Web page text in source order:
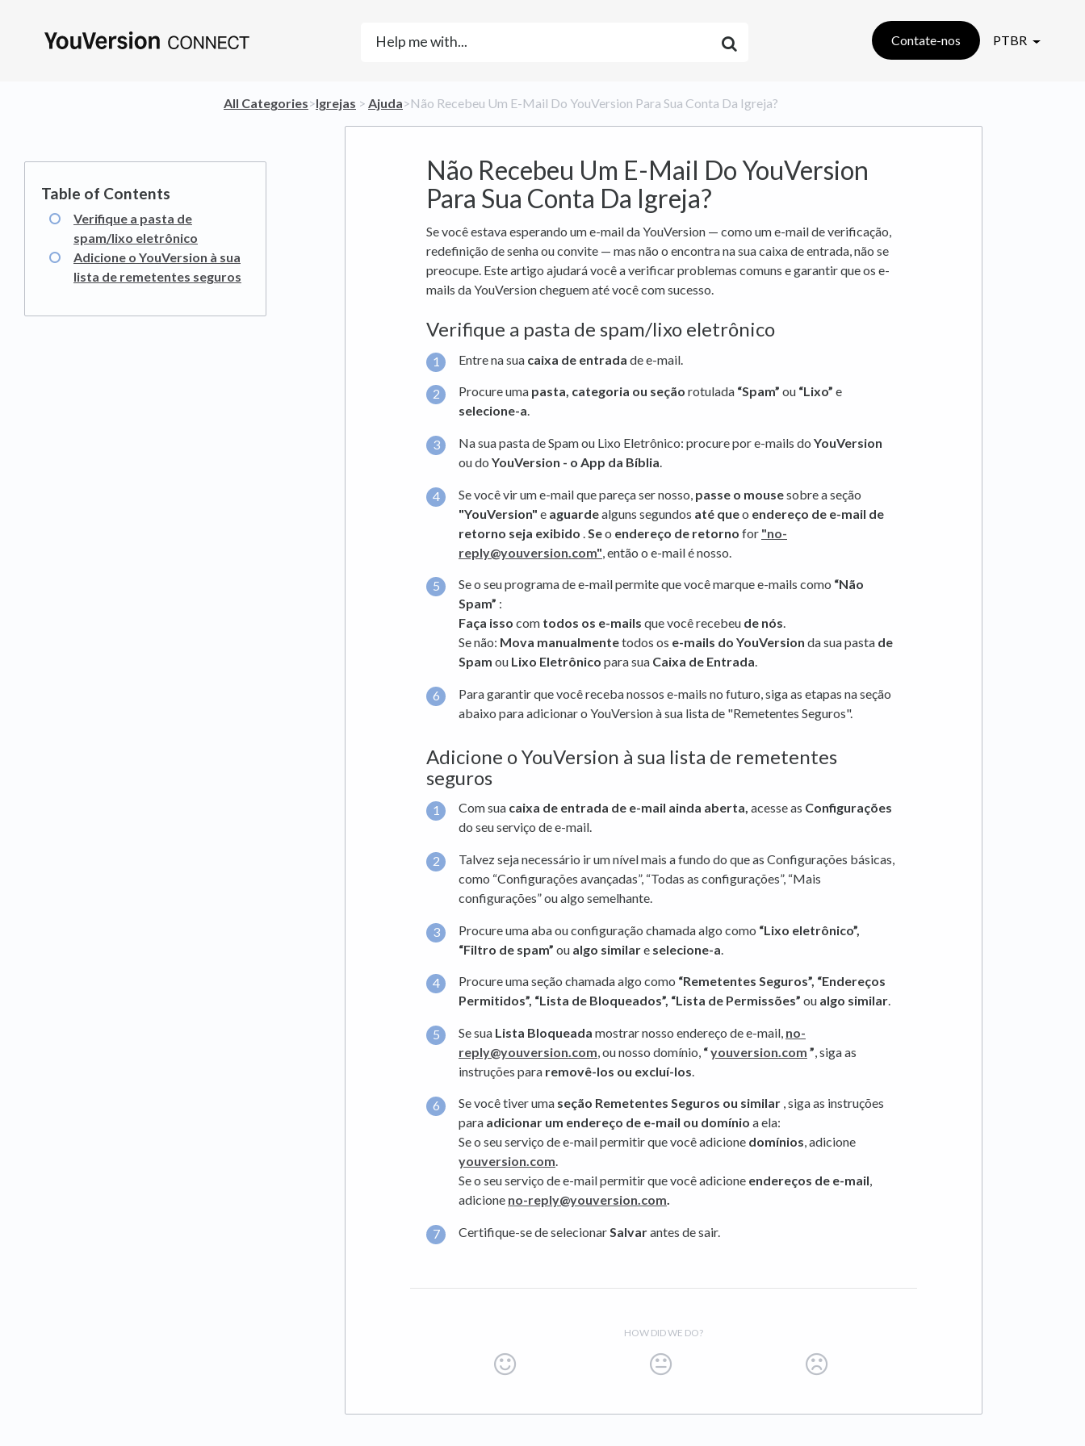
Contate-nos PTBR
All Categories​>​​Igrejas ​ > ​ ​Ajuda​>​ Não Recebeu Um E-Mail Do YouVersion Para Sua Conta Da Igreja?
Não Recebeu Um E-Mail Do YouVersion
Para Sua Conta Da Igreja?
Verifique a pasta de
spam/lixo eletrônico
Adicione o YouVersion à sua
lista de remetentes seguros
Se você estava esperando um e-mail da YouVersion — como um e-mail de verificação,
redefinição de senha ou convite — mas não o encontra na sua caixa de entrada, não se
preocupe. Este artigo ajudará você a verificar problemas comuns e garantir que os e-
mails da YouVersion cheguem até você com sucesso.
Verifique a pasta de spam/lixo eletrônico
Entre na sua caixa de entrada de e-mail.
Procure uma pasta, categoria ou seção rotulada “Spam” ou “Lixo” e
selecione-a.
Na sua pasta de Spam ou Lixo Eletrônico: procure por e-mails do YouVersion
ou do YouVersion - o App da Bíblia.
Se você vir um e-mail que pareça ser nosso, passe o mousesobre a seção
"YouVersion" e aguardealguns segundos até queo endereço de e-mail de
retorno seja exibido Seo endereço de retorno for "no-
reply@youversion.com" , então o e-mail é nosso.
Se o seu programa de e-mail permite que você marque e-mails como “Não
Spam” :
Faça isso com todos os e-mails que você recebeu de nós.
Se não: Mova manualmentetodos os e-mails do YouVersion da sua pasta de
Spam ou Lixo Eletrônico para sua Caixa de Entrada.
Para garantir que você receba nossos e-mails no futuro, siga as etapas na seção
abaixo para adicionar o YouVersion à sua lista de "Remetentes Seguros".
Adicione o YouVersion à sua lista de remetentes
seguros
Com sua caixa de entrada de e-mail ainda aberta, acesse as Configurações
do seu serviço de e-mail.
Talvez seja necessário ir um nível mais a fundo do que as Configurações básicas,
como “Configurações avançadas”, “Todas as configurações”, “Mais
configurações” ou algo semelhante.
Procure uma aba ou configuração chamada algo como “Lixo eletrônico”,
“Filtro de spam” ou algo similare selecione-a
Procure uma seção chamada algo como “Remetentes Seguros”, “Endereços
Permitidos”, “Lista de Bloqueados”, “Lista de Permissões” ou algo similar.
Se sua Lista Bloqueada mostrar nosso endereço de e-mail, no-
reply@youversion.com , ou nosso domínio, “youversion.com ” , siga as
instruções para removê-los ou excluí-los
Se você tiver uma seção Remetentes Seguros ou similar , siga as instruções
para adicionar um endereço de e-mail ou domínio a ela:
Se o seu serviço de e-mail permitir que você adicione domínios, adicione
youversion.com.
Se o seu serviço de e-mail permitir que você adicione endereços de e-mail,
adicione no-reply@youversion.com.
Certifique-se de selecionarSalvarantes de sair.
HOW DID WE DO?